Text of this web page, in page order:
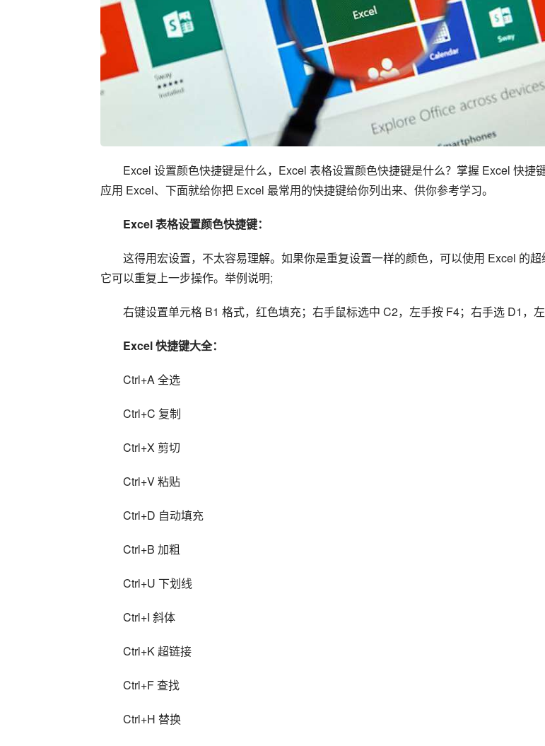
Excel 设置颜色快捷键是什么，Excel 表格设置颜色快捷键是什么？掌握 Excel 快捷
应用 Excel、下面就给你把 Excel 最常用的快捷键给你列出来、供你参考学习。
Excel 表格设置颜色快捷键：
这得用宏设置，不太容易理解。如果你是重复设置一样的颜色，可以使用 Excel 的超
它可以重复上一步操作。举例说明;
右键设置单元格 B1 格式，红色填充；右手鼠标选中 C2，左手按 F4；右手选 D1，左
Excel 快捷键大全：
Ctrl+A 全选
Ctrl+C 复制
Ctrl+X 剪切
Ctrl+V 粘贴
Ctrl+D 自动填充
Ctrl+B 加粗
Ctrl+U 下划线
Ctrl+I 斜体
Ctrl+K 超链接
Ctrl+F 查找
Ctrl+H 替换